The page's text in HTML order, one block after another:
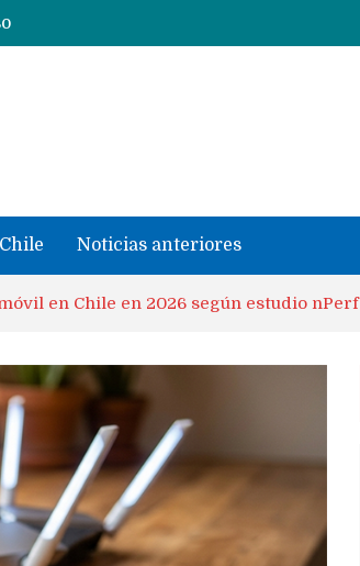
a OpenAI
Chile Noticias anteriores
en Chile en 2026 según estudio nPerf